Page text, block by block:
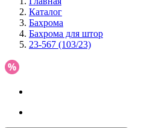
Каталог
Бахрома
Бахрома для штор
23-567 (103/23)